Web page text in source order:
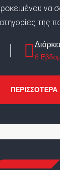
να
της
6
ΠΕΡΙΣΣΟΤΕΡΑ